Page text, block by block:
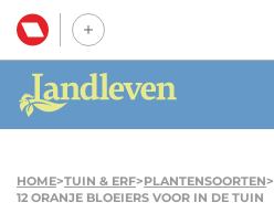
HOME>TUIN & ERF>PLANTENSOORTEN>
12 ORANJE BLOEIERS VOOR IN DE TUIN